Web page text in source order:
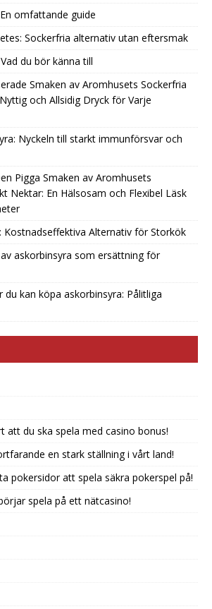
omfattande guide
Sockerfria alternativ utan eftersmak
du bör känna till
Smaken av Aromhusets Sockerfria
och Allsidig Dryck för Varje
Nyckeln till starkt immunförsvar och
Pigga Smaken av Aromhusets
Nektar: En Hälsosam och Flexibel Läsk
Kostnadseffektiva Alternativ för Storkök
askorbinsyra som ersättning för
du kan köpa askorbinsyra: Pålitliga
att du ska spela med casino bonus!
en stark ställning i vårt land!
pokersidor att spela säkra pokerspel på!
spela på ett nätcasino!